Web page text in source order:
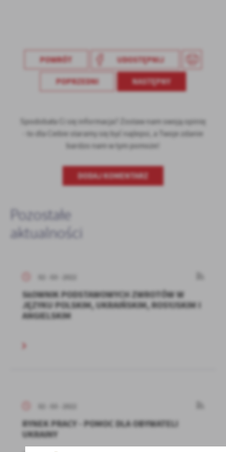
POWRÓT UDOSTĘPNIJ
POPRZEDNI NASTĘPNY
Spodobała Ci się informacja? Zostaw nam swoją opinię
- to dla Ciebie staramy się być najlepsi, a Twoje zdanie
bardzo nam w tym pomoże!
DODAJ KOMENTARZ
Pozostałe
aktualności
SŁOWNIK PODSTAWOWYCH ZWROTÓW W
JĘZYKU POLSKIM, UKRAIŃSKIM, ROSYJSKIM I
ANGIELSKIM
RYNEK PRACY - POMOC DLA OBYWATELI
UKRAINY